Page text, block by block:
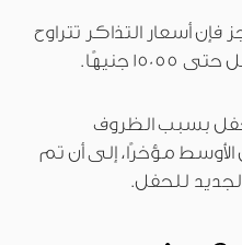
أسعار التذاكر تتراوح
بسبب الظروف
الأوسط مؤخرًا، إلى أن تم
الجديد للحفل.